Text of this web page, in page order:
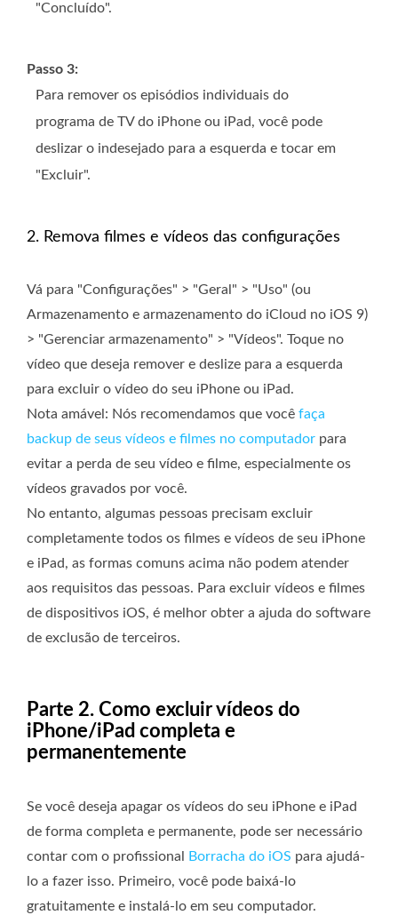
"Concluído".
Passo 3:
Para remover os episódios individuais do
programa de TV do iPhone ou iPad, você pode
deslizar o indesejado para a esquerda e tocar em
"Excluir".
2. Remova filmes e vídeos das configurações
Vá para "Configurações" > "Geral" > "Uso" (ou
Armazenamento e armazenamento do iCloud no iOS 9)
> "Gerenciar armazenamento" > "Vídeos". Toque no
vídeo que deseja remover e deslize para a esquerda
para excluir o vídeo do seu iPhone ou iPad.
Nota amável: Nós recomendamos que você faça
backup de seus vídeos e filmes no computador para
evitar a perda de seu vídeo e filme, especialmente os
vídeos gravados por você.
No entanto, algumas pessoas precisam excluir
completamente todos os filmes e vídeos de seu iPhone
e iPad, as formas comuns acima não podem atender
aos requisitos das pessoas. Para excluir vídeos e filmes
de dispositivos iOS, é melhor obter a ajuda do software
de exclusão de terceiros.
Parte 2. Como excluir vídeos do
iPhone/iPad completa e
permanentemente
Se você deseja apagar os vídeos do seu iPhone e iPad
de forma completa e permanente, pode ser necessário
contar com o profissional
Borracha do iOS para ajudá-
lo a fazer isso. Primeiro, você pode baixá-lo
gratuitamente e instalá-lo em seu computador.